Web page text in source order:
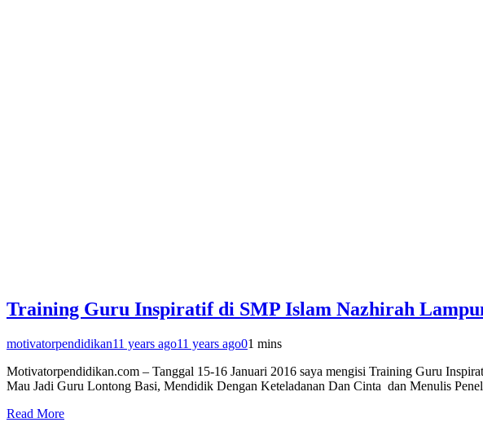
Training Guru Inspiratif di SMP Islam Nazhirah
motivatorpendidikan11 years ago11 years ago01 mins
Motivatorpendidikan.com – Tanggal 15-16 Januari 2016 saya mengisi Training Guru
Mau Jadi Guru Lontong Basi, Mendidik Dengan Keteladanan Dan Cinta dan Menulis
Read More